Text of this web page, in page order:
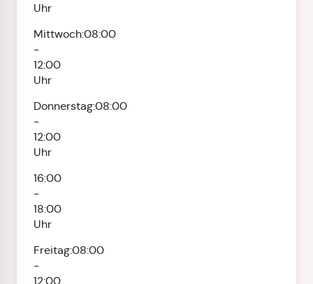
Uhr
Mittwoch:08:00
-
12:00
Uhr
Donnerstag:08:00
-
12:00
Uhr
16:00
-
18:00
Uhr
Freitag:08:00
-
12:00